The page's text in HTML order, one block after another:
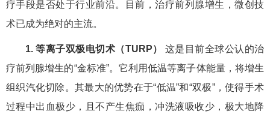
疗手段是否处于行业前沿。目前，治疗前列腺增生，微创技
术已成为绝对的主流。
1. 等离子双极电切术（TURP）
这是目前全球公认的治
疗前列腺增生的“金标准”。它利用低温等离子体能量，将增生
组织汽化切除。其最大的优势在于“低温”和“双极”，使得手术
过程中出血极少，且不产生焦痂，冲洗液吸收少，极大地降